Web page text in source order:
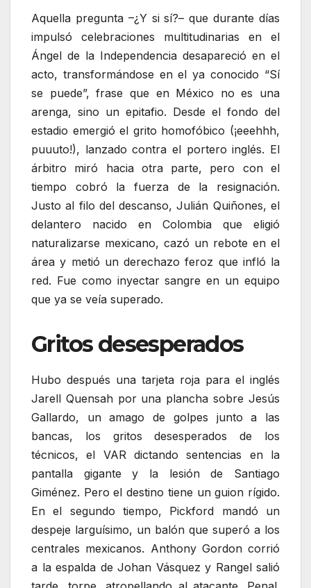
Aquella pregunta –¿Y si sí?– que durante días
impulsó celebraciones multitudinarias en el
Ángel de la Independencia desapareció en el
acto, transformándose en el ya conocido “Sí
se puede”, frase que en México no es una
arenga, sino un epitafio. Desde el fondo del
estadio emergió el grito homofóbico (¡eeehhh,
puuuto!), lanzado contra el portero inglés. El
árbitro miró hacia otra parte, pero con el
tiempo cobró la fuerza de la resignación.
Justo al filo del descanso, Julián Quiñones, el
delantero nacido en Colombia que eligió
naturalizarse mexicano, cazó un rebote en el
área y metió un derechazo feroz que infló la
red. Fue como inyectar sangre en un equipo
que ya se veía superado.
Gritos desesperados
Hubo después una tarjeta roja para el inglés
Jarell Quensah por una plancha sobre Jesús
Gallardo, un amago de golpes junto a las
bancas, los gritos desesperados de los
técnicos, el VAR dictando sentencias en la
pantalla gigante y la lesión de Santiago
Giménez. Pero el destino tiene un guion rígido.
En el segundo tiempo, Pickford mandó un
despeje larguísimo, un balón que superó a los
centrales mexicanos. Anthony Gordon corrió
a la espalda de Johan Vásquez y Rangel salió